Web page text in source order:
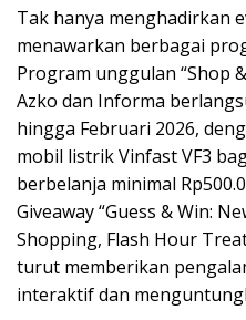
Tak hanya menghadirkan
menawarkan berbagai
Program unggulan “Shop
Azko dan Informa
hingga Februari 2026,
mobil listrik Vinfast VF3
berbelanja minimal
Giveaway “Guess & Win:
Shopping, Flash Hour
turut memberikan
interaktif dan